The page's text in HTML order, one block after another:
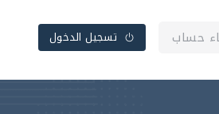
حساب تسجيل الدخول